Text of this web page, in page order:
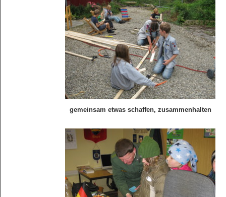
gemeinsam etwas schaffen, zusammenhalten